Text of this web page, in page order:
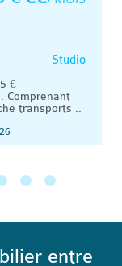
Studio
€
Comprenant
transports ..
entre